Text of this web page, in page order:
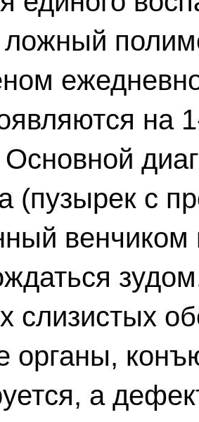
на
Основной
(пузырек с
слизистых
органы,
а